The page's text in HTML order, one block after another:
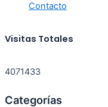
Contacto
Visitas Totales
4071433
Categorías